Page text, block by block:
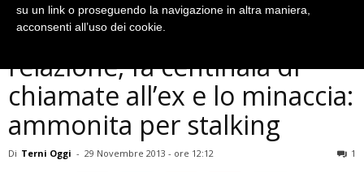
Cronaca
Terni, lasciata dopo breve
relazione, fa centinaia di
chiamate all’ex e lo minaccia:
ammonita per stalking
Di Terni Oggi - 29 Novembre 2013 - ore 12:12 1
su un link o proseguendo la navigazione in altra maniera,
acconsenti all’uso dei cookie.